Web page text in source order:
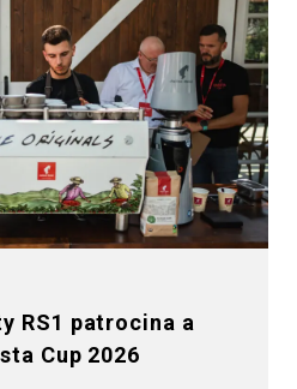
RS1 patrocina a
Cup 2026